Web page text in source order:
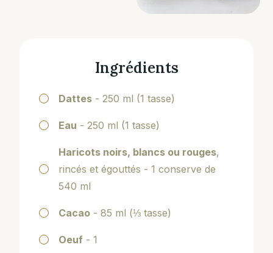
Ingrédients
Dattes - 250 ml (1 tasse)
Eau - 250 ml (1 tasse)
Haricots noirs, blancs ou rouges,
rincés et égouttés - 1 conserve de
540 ml
Cacao - 85 ml (⅓ tasse)
Oeuf - 1